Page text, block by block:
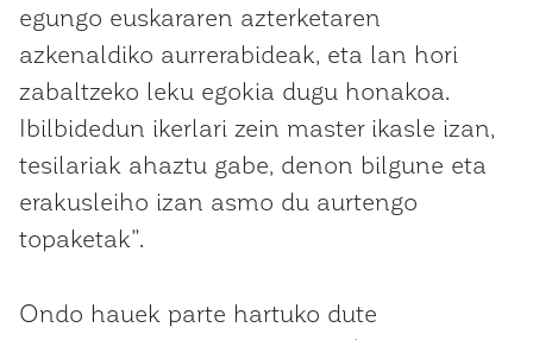
egungo euskararen azterketaren
azkenaldiko aurrerabideak, eta lan hori
zabaltzeko leku egokia dugu honakoa.
Ibilbidedun ikerlari zein master ikasle izan,
tesilariak ahaztu gabe, denon bilgune eta
erakusleiho izan asmo du aurtengo
topaketak”.
Ondo hauek parte hartuko dute